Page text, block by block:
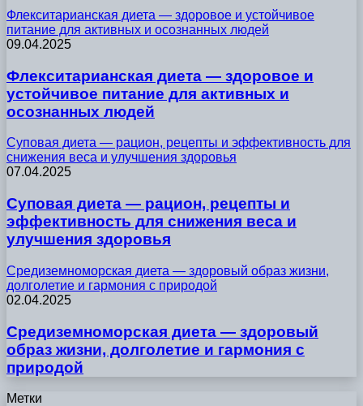
Флекситарианская диета — здоровое и устойчивое
питание для активных и осознанных людей
09.04.2025
Флекситарианская диета — здоровое и
устойчивое питание для активных и
осознанных людей
Суповая диета — рацион, рецепты и эффективность для
снижения веса и улучшения здоровья
07.04.2025
Суповая диета — рацион, рецепты и
эффективность для снижения веса и
улучшения здоровья
Средиземноморская диета — здоровый образ жизни,
долголетие и гармония с природой
02.04.2025
Средиземноморская диета — здоровый
образ жизни, долголетие и гармония с
природой
Метки